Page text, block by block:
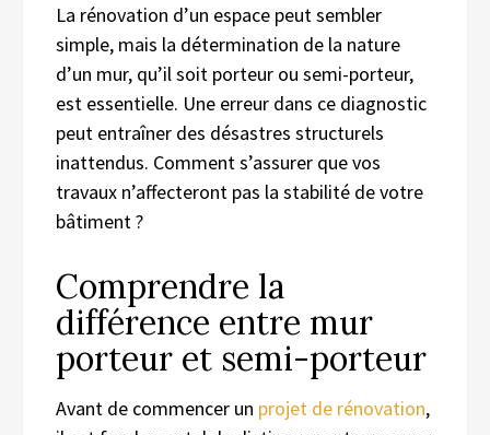
La rénovation d’un espace peut sembler
simple, mais la détermination de la nature
d’un mur, qu’il soit porteur ou semi-porteur,
est essentielle. Une erreur dans ce diagnostic
peut entraîner des désastres structurels
inattendus. Comment s’assurer que vos
travaux n’affecteront pas la stabilité de votre
bâtiment ?
Comprendre la
différence entre mur
porteur et semi-porteur
Avant de commencer un projet de rénovation,